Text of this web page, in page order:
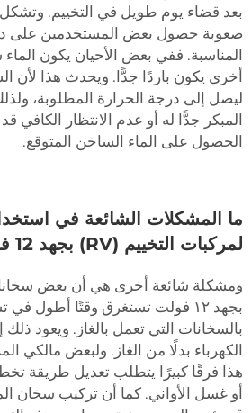
بعد قضاء يوم طويل في التخييم. وتشكل
صعوبة حصول بعض المستخدمين على
المناسبة. ففي بعض الأحيان يكون
أخرى يكون باردًا جدًّا. ويحدث هذا لأن
ليصل إلى درجة الحرارة المطلوبة،
المبكر جدًّا له أو عدم الانتظار الكافي
الحصول على الماء الساخن المتوقع.
ما المشكلات الشائعة في
لمركبات التخييم (RV) بجهد 12 فولت؟
ومشكلة شائعة أخرى هي أن بعض
بجهد ١٢ فولت تستغرق وقتًا أطول في
بالسخانات التي تعمل بالغاز. ويعود ذلك
الكهرباء بدلًا من الغاز. ولبعض مالكي
هذا فرقًا كبيرًا يتطلب تعديل طريقة
أو غسل الأواني. كما أن تركيب سخان